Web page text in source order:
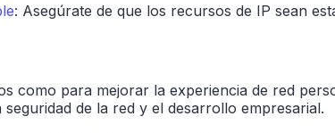
: Asegúrate de que los recursos de IP sean
como para mejorar la experiencia de red
de la red y el desarrollo empresarial.